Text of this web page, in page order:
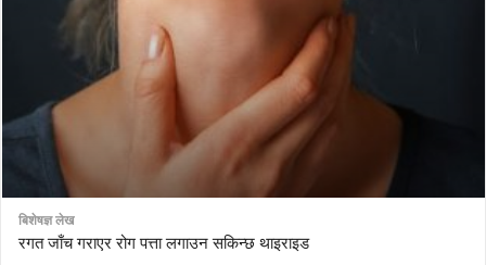
बिशेषज्ञ लेख
रगत जाँच गराएर रोग पत्ता लगाउन सकिन्छ थाइराइड